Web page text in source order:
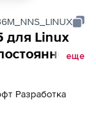
для Linux
Сети)
3 года
еще
Разработка